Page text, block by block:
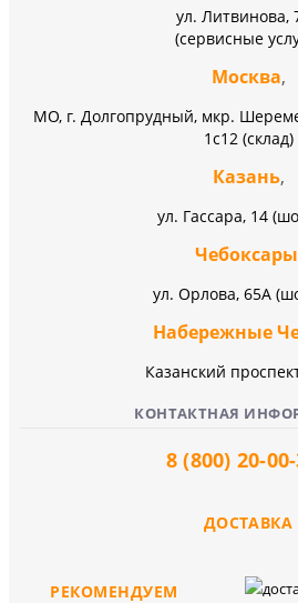
ул. Литвинова,
(сервисные
Москва,
МО, г. Долгопрудный, мкр.
1с12 (склад)
Казань,
ул. Гассара, 14
Чебоксары
ул. Орлова, 65А
Набережные
Казанский
КОНТАКТНАЯ
8 (800) 20-
ДОСТАВКА
РЕКОМЕНДУЕМ